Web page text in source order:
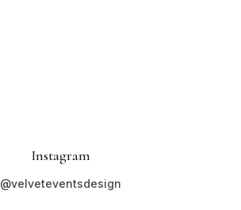
Instagram
@velveteventsdesign